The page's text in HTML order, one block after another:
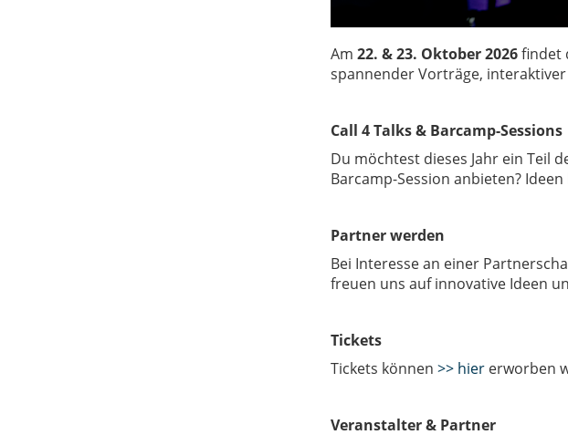
Am 22. & 23. Oktober 2026findet
spannender Vorträge,
Call 4 Talks & Barcamp-Sessions
Du möchtest dieses Jahr ein Teil
Barcamp-Session anbieten?
Partner werden
Bei Interesse an einer
freuen uns auf innovative Ideen
Tickets
Tickets können >> hier erworben
Veranstalter & Partner